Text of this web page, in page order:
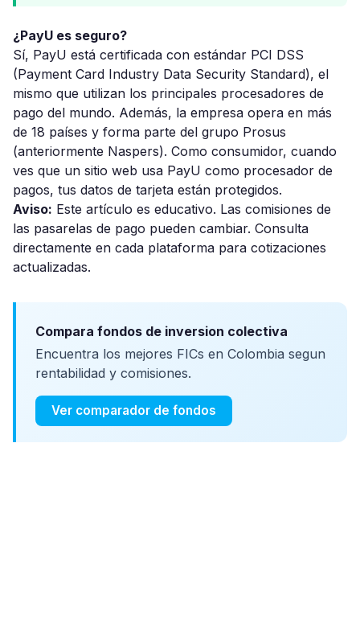
¿PayU es seguro?
Sí, PayU está certificada con estándar PCI DSS
(Payment Card Industry Data Security Standard), el
mismo que utilizan los principales procesadores de
pago del mundo. Además, la empresa opera en más
de 18 países y forma parte del grupo Prosus
(anteriormente Naspers). Como consumidor, cuando
ves que un sitio web usa PayU como procesador de
pagos, tus datos de tarjeta están protegidos.
Aviso: Este artículo es educativo. Las comisiones de
las pasarelas de pago pueden cambiar. Consulta
directamente en cada plataforma para cotizaciones
actualizadas.
Compara fondos de inversion colectiva
Encuentra los mejores FICs en Colombia segun
rentabilidad y comisiones.
Ver comparador de fondos